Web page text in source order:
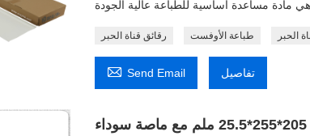
رقائق قناة الحبر طباعة الأوفست الحبر
 Send Email تفاصيل